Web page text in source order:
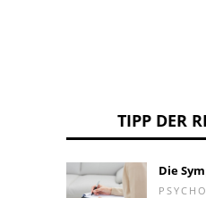
TIPP DER
Die